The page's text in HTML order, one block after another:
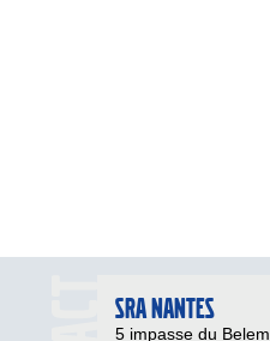
SRA NANTES
5 impasse du Belem